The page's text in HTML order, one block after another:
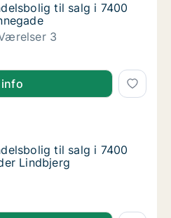
til salg i 7400
til salg i 7400
3
til salg i 7400
info
til salg i 7400
til salg i 7400 Herning,
til salg i 7400
til salg i 7400
Lindbjerg
til salg i 7400